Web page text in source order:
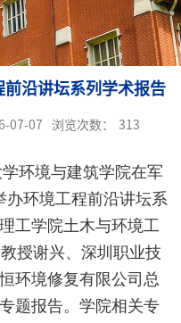
沿讲坛系列学术报告
07-07 浏览次数： 313
环境与建筑学院在军
办环境工程前沿讲坛系
工学院土木与环境工
授谢兴、深圳职业技
环境修复有限公司总
题报告。学院相关专